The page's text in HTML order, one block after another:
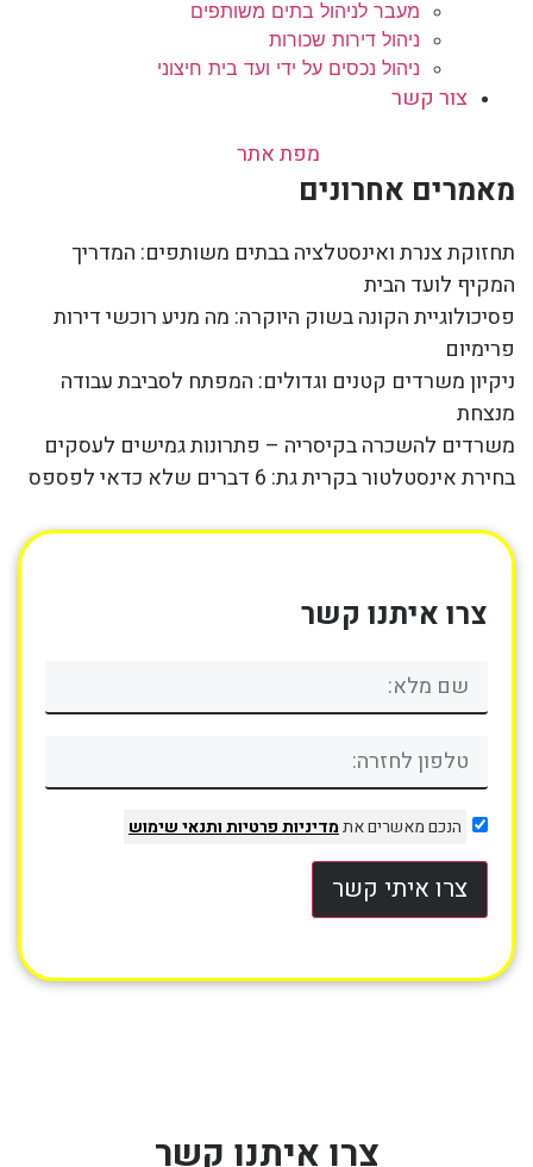
מעבר לניהול בתים משותפים
ניהול דירות שכורות
ניהול נכסים על ידי ועד בית חיצוני
צור קשר
מפת אתר
מאמרים אחרונים
תחזוקת צנרת ואינסטלציה בבתים משותפים: המדריך
המקיף לועד הבית
פסיכולוגיית הקונה בשוק היוקרה: מה מניע רוכשי דירות
פרימיום
ניקיון משרדים קטנים וגדולים: המפתח לסביבת עבודה
מנצחת
משרדים להשכרה בקיסריה – פתרונות גמישים לעסקים
בחירת אינסטלטור בקרית גת: 6 דברים שלא כדאי לפספס
צרו איתנו קשר
הנכם מאשרים אתמדיניות פרטיותותנאי שימוש
צרו איתי קשר
צרו איתנו קשר